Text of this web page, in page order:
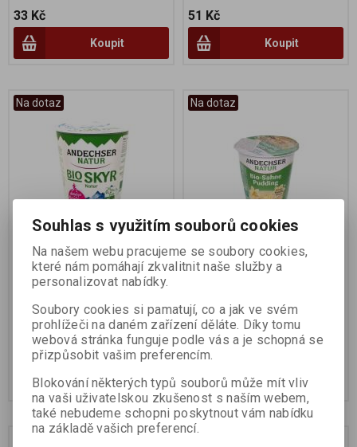
33 Kč
Koupit
51 Kč
Koupit
Na dotaz
Skyr 400g BIO
Katalogové číslo:006494
74 Kč
Koupit
Na dotaz
Puding vanilkový 150g
BIO
Katalogové číslo:002277
38 Kč
Koupit
Souhlas s využitím souborů cookies
Na našem webu pracujeme se soubory cookies,
které nám pomáhají zkvalitnit naše služby a
personalizovat nabídky.
Soubory cookies si pamatují, co a jak ve svém
prohlížeči na daném zařízení děláte. Díky tomu
webová stránka funguje podle vás a je schopná se
přizpůsobit vašim preferencím.
Blokování některých typů souborů může mít vliv
na vaši uživatelskou zkušenost s naším webem,
také nebudeme schopni poskytnout vám nabídku
na základě vašich preferencí.